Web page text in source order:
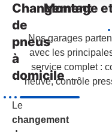
Changement
de
pneus
à
domicile
Le
changement
Montage
Nos garages
avec les
service complet :
neuve, contrôle